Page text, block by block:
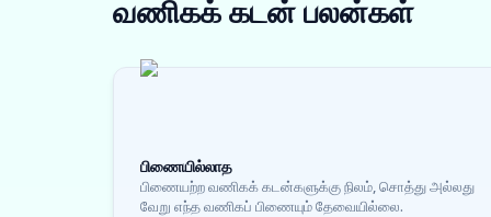
வணிகக் கடன்பலன்கள்
பிணையில்லாத
பிணையற்ற வணிகக் கடன்களுக்கு நிலம், சொத்து அல்லது
வேறு எந்த வணிகப் பிணையும் தேவையில்லை.